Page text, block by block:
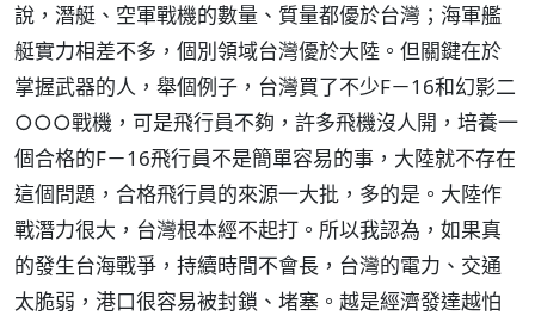
說，潛艇、空軍戰機的數量、質量都優於台灣；海軍艦
艇實力相差不多，個別領域台灣優於大陸。但關鍵在於
掌握武器的人，舉個例子，台灣買了不少F－16和幻影二
○○○戰機，可是飛行員不夠，許多飛機沒人開，培養一
個合格的F－16飛行員不是簡單容易的事，大陸就不存在
這個問題，合格飛行員的來源一大批，多的是。大陸作
戰潛力很大，台灣根本經不起打。所以我認為，如果真
的發生台海戰爭，持續時間不會長，台灣的電力、交通
太脆弱，港口很容易被封鎖、堵塞。越是經濟發達越怕